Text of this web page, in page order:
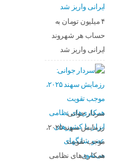
۴ میلیون تومان به
حساب هر شهروند
ایرانی واریز شد
سردار جوانی:
رزمایش سهند ۲۰۲۵،
موجب تقویت
همکاری‌های نظامی